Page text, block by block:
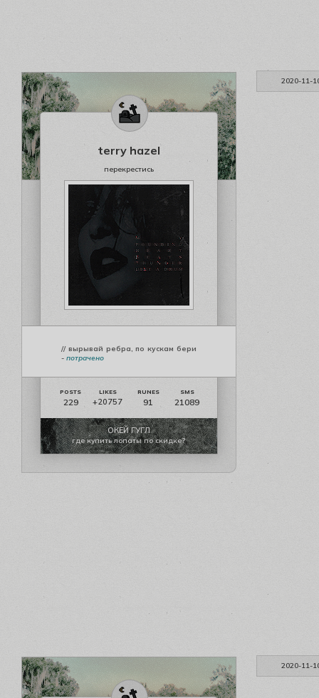
2020-11-
terry hazel
перекрестись
// вырывай ребра, по кускам бери
- потрачено
229 +20757 91 21089
ОКЕЙ ГУГЛ
где купить лопаты по скидке?
2020-11-